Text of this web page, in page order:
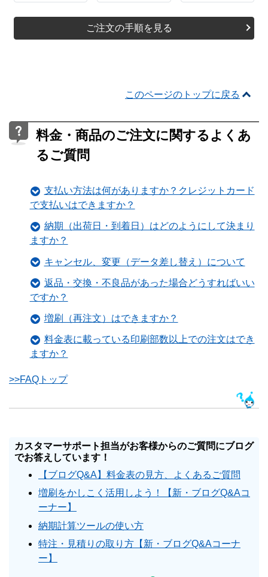
ご注文の手順を見る
このページのトップに戻る
料金・商品のご注文に関するよくあ
るご質問
支払い方法は何がありますか？クレジットカード
で支払いはできますか？
納期（出荷日・到着日）はどのようにして決まり
ますか？
キャンセル、変更（データ差し替え）について
返品・交換・不良品があった場合どうすればいい
ですか？
増刷（再注文）はできますか？
料金表に載っている印刷部数以上での注文はでき
ますか？
>>FAQトップ
カスタマーサポート担当がお客様からのご質問にブログ
でお答えしています！
【ブログQ&A】料金表の見方、よくあるご質問
増刷をかしこく活用しよう！【新・ブログQ&Aコ
ーナー】
納期計算ツールの使い方
特注・見積りの取り方【新・ブログQ&Aコーナ
ー】